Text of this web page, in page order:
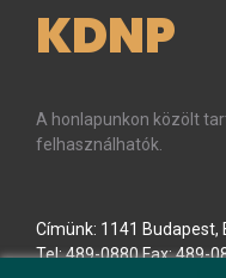
KDNP
A honlapunkon közölt
felhasználhatók.
Címünk: 1141 Budapest,
Tel: 489-0880 Fax: 489-